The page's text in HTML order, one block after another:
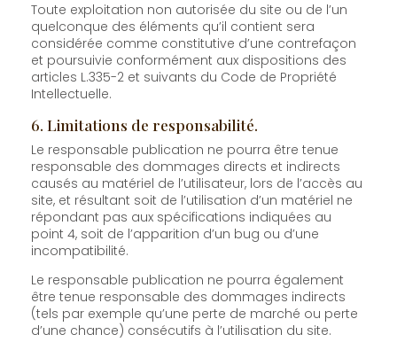
Toute exploitation non autorisée du site ou de l’un
quelconque des éléments qu’il contient sera
considérée comme constitutive d’une contrefaçon
et poursuivie conformément aux dispositions des
articles L.335-2 et suivants du Code de Propriété
Intellectuelle.
6. Limitations de responsabilité.
Le responsable publication ne pourra être tenue
responsable des dommages directs et indirects
causés au matériel de l’utilisateur, lors de l’accès au
site, et résultant soit de l’utilisation d’un matériel ne
répondant pas aux spécifications indiquées au
point 4, soit de l’apparition d’un bug ou d’une
incompatibilité.
Le responsable publication ne pourra également
être tenue responsable des dommages indirects
(tels par exemple qu’une perte de marché ou perte
d’une chance) consécutifs à l’utilisation du site.